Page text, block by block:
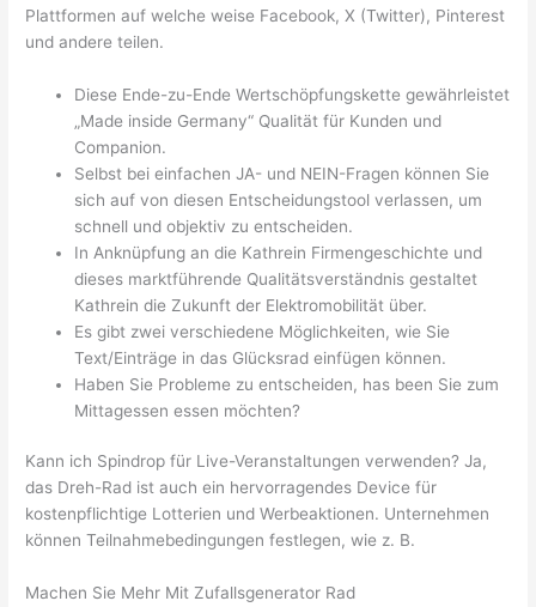
Plattformen auf welche weise Facebook, X (Twitter), Pinterest
und andere teilen.
Diese Ende-zu-Ende Wertschöpfungskette gewährleistet
„Made inside Germany“ Qualität für Kunden und
Companion.
Selbst bei einfachen JA- und NEIN-Fragen können Sie
sich auf von diesen Entscheidungstool verlassen, um
schnell und objektiv zu entscheiden.
In Anknüpfung an die Kathrein Firmengeschichte und
dieses marktführende Qualitätsverständnis gestaltet
Kathrein die Zukunft der Elektromobilität über.
Es gibt zwei verschiedene Möglichkeiten, wie Sie
Text/Einträge in das Glücksrad einfügen können.
Haben Sie Probleme zu entscheiden, has been Sie zum
Mittagessen essen möchten?
Kann ich Spindrop für Live-Veranstaltungen verwenden? Ja,
das Dreh-Rad ist auch ein hervorragendes Device für
kostenpflichtige Lotterien und Werbeaktionen. Unternehmen
können Teilnahmebedingungen festlegen, wie z. B.
Machen Sie Mehr Mit Zufallsgenerator Rad